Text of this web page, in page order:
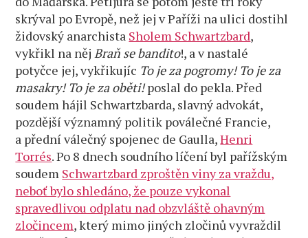
skrýval po Evropě, než jej v Paříži na ulici dostihl
židovský anarchista Sholem Schwartzbard,
vykřikl na nějBraň se bandito!, a v nastalé
potyčce jej, vykřikujíc To je za pogromy! To je za
masakry! To je za oběti!poslal do pekla. Před
soudem hájil Schwartzbarda, slavný advokát,
pozdější významný politik poválečné Francie,
a přední válečný spojenec de Gaulla,Henri
Torrés. Po 8 dnech soudního líčení byl pařížským
soudem Schwartzbard zproštěn viny za vraždu,
neboť bylo shledáno, že pouze vykonal
spravedlivou odplatu nad obzvláště ohavným
zločincem, který mimo jiných zločinů vyvraždil